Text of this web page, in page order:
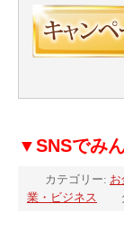
▼SNSでみ
カテゴリー: お
業・ビジネス